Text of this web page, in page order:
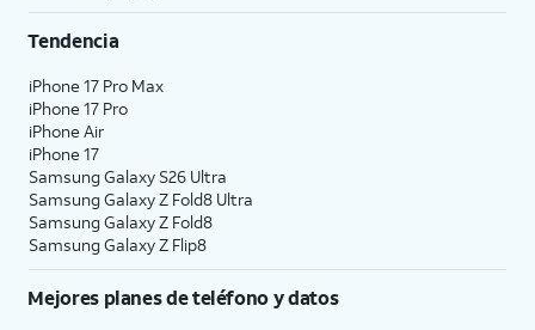
Tendencia
iPhone 17 Pro Max
iPhone 17 Pro
iPhone Air
iPhone 17
Samsung Galaxy S26 Ultra
Samsung Galaxy Z Fold8 Ultra
Samsung Galaxy Z Fold8
Samsung Galaxy Z Flip8
Mejores planes de teléfono y datos